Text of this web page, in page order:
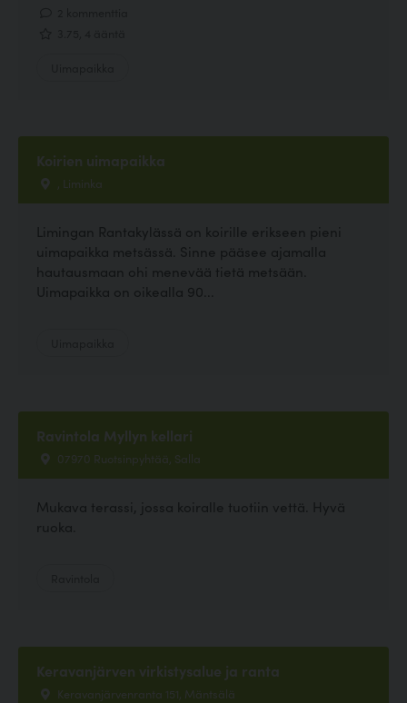
Koirien uimapaikka
, Liminka
Limingan Rantakylässä on koirille erikseen pieni
uimapaikka metsässä. Sinne pääsee ajamalla
hautausmaan ohi menevää tietä metsään.
Uimapaikka on oikealla 90...
Ravintola Myllyn kellari
07970 Ruotsinpyhtää, Salla
Mukava terassi, jossa koiralle tuotiin vettä. Hyvä
ruoka.
Keravanjärven virkistysalue ja ranta
Keravanjärvenranta 151, Mäntsälä